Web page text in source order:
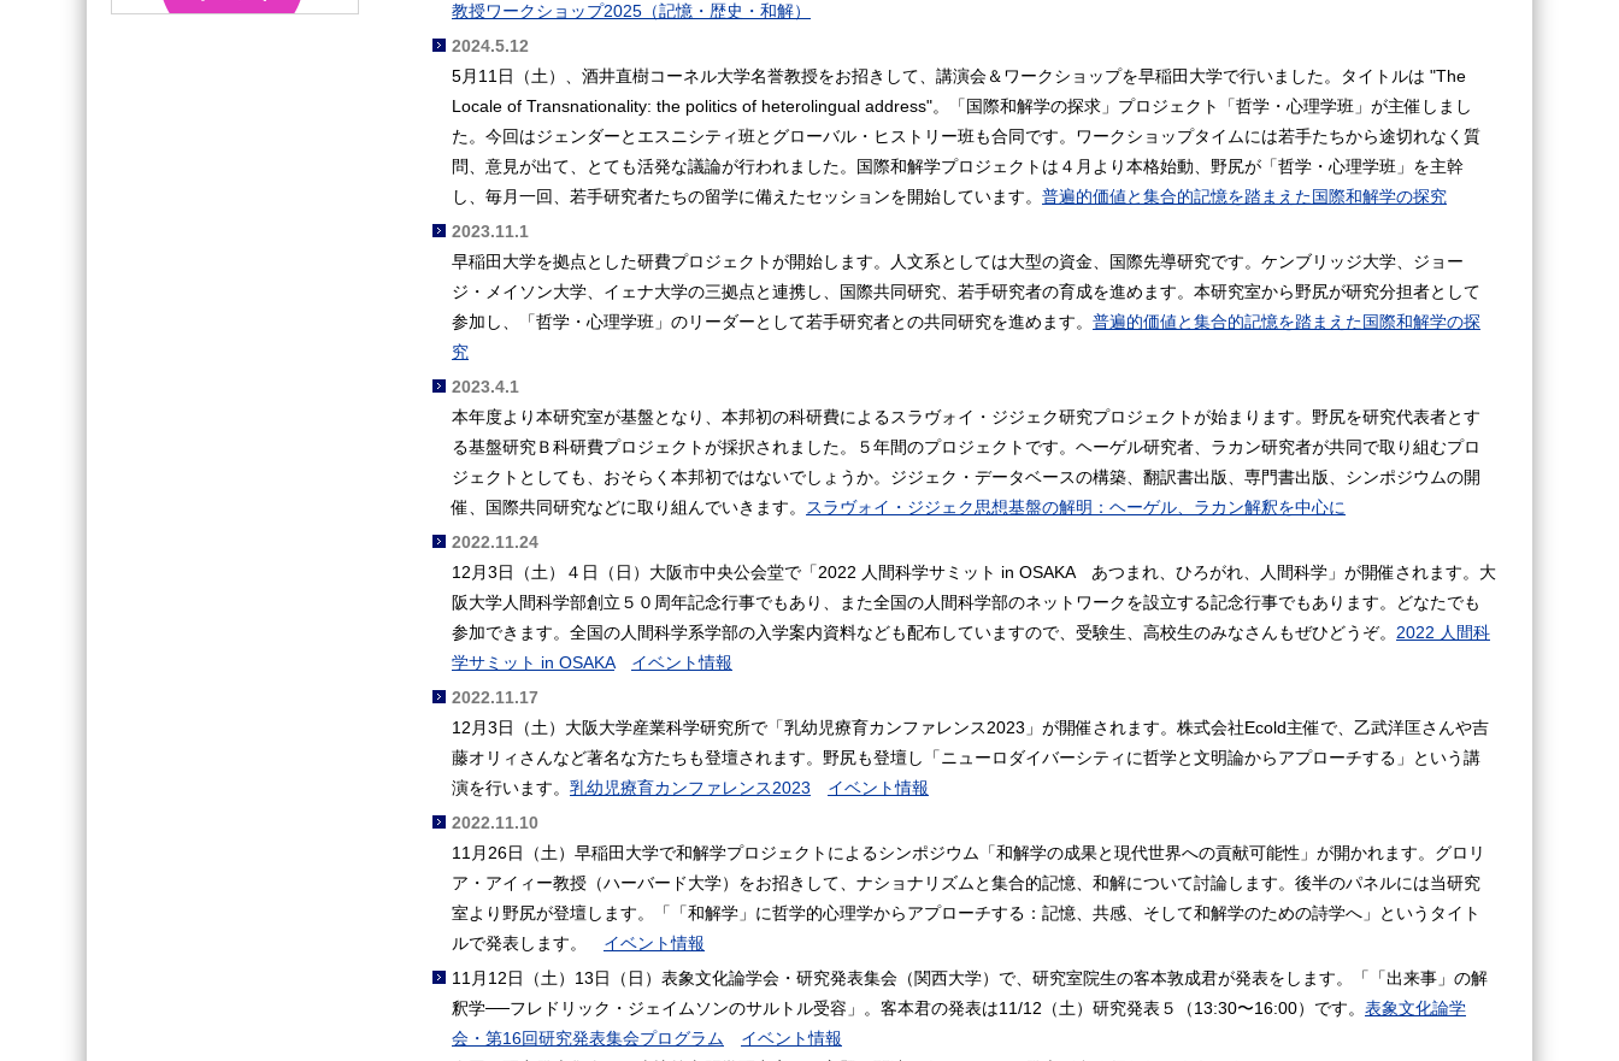
教授ワークショップ2025（記憶・歴史・和解）
2024.5.12
5月11日（土）、酒井直樹コーネル大学名誉教授をお招きして、講演会＆ワークショップを早稲田大学で行いました。タイトルは "The
Locale of Transnationality: the politics of heterolingual address"。「国際和解学の探求」プロジェクト「哲学・心理学班」が主催しまし
た。今回はジェンダーとエスニシティ班とグローバル・ヒストリー班も合同です。ワークショップタイムには若手たちから途切れなく質
問、意見が出て、とても活発な議論が行われました。国際和解学プロジェクトは４月より本格始動、野尻が「哲学・心理学班」を主幹
し、毎月一回、若手研究者たちの留学に備えたセッションを開始しています。 普遍的価値と集合的記憶を踏まえた国際和解学の探究
2023.11.1
早稲田大学を拠点とした研費プロジェクトが開始します。人文系としては大型の資金、国際先導研究です。ケンブリッジ大学、ジョー
ジ・メイソン大学、イェナ大学の三拠点と連携し、国際共同研究、若手研究者の育成を進めます。本研究室から野尻が研究分担者として
参加し、「哲学・心理学班」のリーダーとして若手研究者との共同研究を進めます。 普遍的価値と集合的記憶を踏まえた国際和解学の探
究
2023.4.1
本年度より本研究室が基盤となり、本邦初の科研費によるスラヴォイ・ジジェク研究プロジェクトが始まります。野尻を研究代表者とす
る基盤研究Ｂ科研費プロジェクトが採択されました。５年間のプロジェクトです。ヘーゲル研究者、ラカン研究者が共同で取り組むプロ
ジェクトとしても、おそらく本邦初ではないでしょうか。ジジェク・データベースの構築、翻訳書出版、専門書出版、シンポジウムの開
催、国際共同研究などに取り組んでいきます。 スラヴォイ・ジジェク思想基盤の解明：ヘーゲル、ラカン解釈を中心に
2022.11.24
12月3日（土）４日（日）大阪市中央公会堂で「2022 人間科学サミット in OSAKA あつまれ、ひろがれ、人間科学」が開催されます。大
阪大学人間科学部創立５０周年記念行事でもあり、また全国の人間科学部のネットワークを設立する記念行事でもあります。どなたでも
参加できます。全国の人間科学系学部の入学案内資料なども配布していますので、受験生、高校生のみなさんもぜひどうぞ。 2022 人間科
学サミット in OSAKA
イベント情報
2022.11.17
12月3日（土）大阪大学産業科学研究所で「乳幼児療育カンファレンス2023」が開催されます。株式会社Ecold主催で、乙武洋匡さんや吉
藤オリィさんなど著名な方たちも登壇されます。野尻も登壇し「ニューロダイバーシティに哲学と文明論からアプローチする」という講
演を行います。 乳幼児療育カンファレンス2023
イベント情報
2022.11.10
11月26日（土）早稲田大学で和解学プロジェクトによるシンポジウム「和解学の成果と現代世界への貢献可能性」が開かれます。グロリ
ア・アイィー教授（ハーバード大学）をお招きして、ナショナリズムと集合的記憶、和解について討論します。後半のパネルには当研究
室より野尻が登壇します。「「和解学」に哲学的心理学からアプローチする：記憶、共感、そして和解学のための詩学へ」というタイト
ルで発表します。 イベント情報
11月12日（土）13日（日）表象文化論学会・研究発表集会（関西大学）で、研究室院生の客本敦成君が発表をします。「「出来事」の解
釈学──フレドリック・ジェイムソンのサルトル受容」。客本君の発表は11/12（土）研究発表５（13:30〜16:00）です。 表象文化論学
会・第16回研究発表集会プログラム
イベント情報